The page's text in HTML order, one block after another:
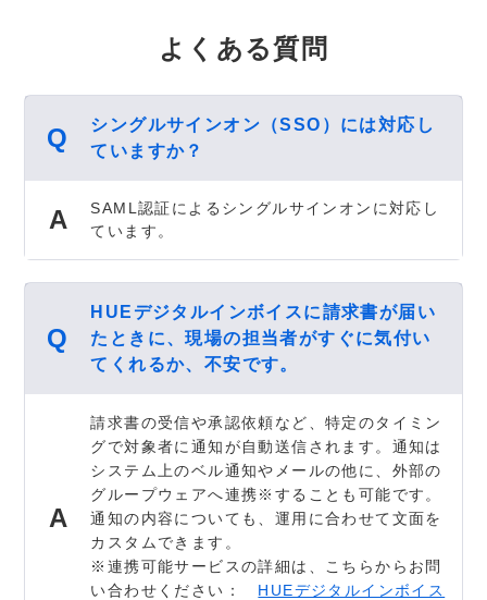
よくある質問
シングルサインオン（SSO）には対応し
ていますか？
SAML認証によるシングルサインオンに対応し
ています。
HUEデジタルインボイスに請求書が届い
たときに、現場の担当者がすぐに気付い
てくれるか、不安です。
請求書の受信や承認依頼など、特定のタイミン
グで対象者に通知が自動送信されます。通知は
システム上のベル通知やメールの他に、外部の
グループウェアへ連携※することも可能です。
通知の内容についても、運用に合わせて文面を
カスタムできます。
※連携可能サービスの詳細は、こちらからお問
い合わせください： HUEデジタルインボイス